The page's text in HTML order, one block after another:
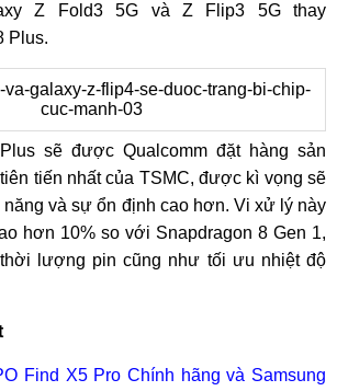
Z Fold3 5G và Z Flip3 5G thay
Plus.
sẽ được Qualcomm đặt hàng sản
tiến nhất của TSMC, được kì vọng sẽ
năng và sự ổn định cao hơn. Vi xử lý này
hơn 10% so với Snapdragon 8 Gen 1,
lượng pin cũng như tối ưu nhiệt độ
Find X5 Pro Chính hãng và Samsung